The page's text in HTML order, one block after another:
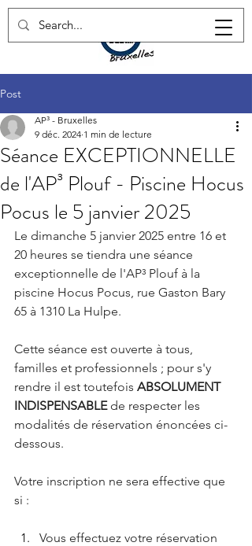
Post
Séance EXCEPTIONNELLE
de l'AP³ Plouf - Piscine Hocus
Pocus le 5 janvier 2025
AP³ - Bruxelles
9 déc. 2024 1 min de lecture
Le dimanche 5 janvier 2025 entre 16 et
20 heures se tiendra une séance
exceptionnelle de l'AP³ Plouf à la
piscine Hocus Pocus, rue Gaston Bary
65 à 1310 La Hulpe.
Cette séance est ouverte à tous,
familles et professionnels ; pour s'y
rendre il est toutefois ABSOLUMENT
INDISPENSABLE de respecter les
modalités de réservation énoncées ci-
dessous.
Votre inscription ne sera effective que
si :
Vous effectuez votre réservation